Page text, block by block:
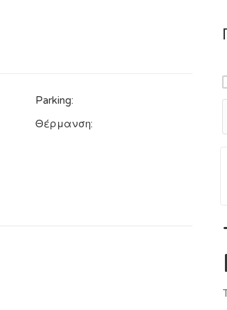
Parking:
Θέρμανση: